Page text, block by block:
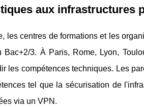
aux infrastructures
les centres de formations et les
Bac+2/3. À Paris, Rome, Lyon,
les compétences techniques. Les
tel que la sécurisation de
via un VPN.